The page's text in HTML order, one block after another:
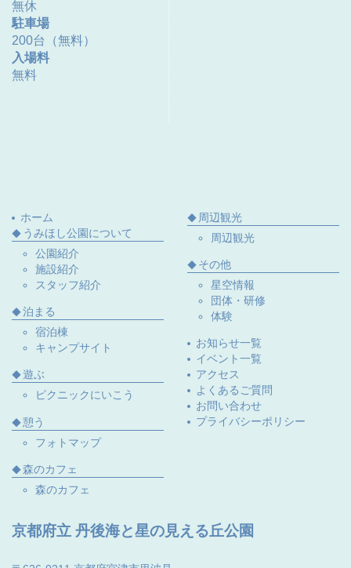
無休
駐車場
200台（無料）
入場料
無料
ホーム
うみほし公園について
公園紹介
施設紹介
スタッフ紹介
泊まる
宿泊棟
キャンプサイト
遊ぶ
ピクニックにいこう
憩う
フォトマップ
森のカフェ
森のカフェ
周辺観光
周辺観光
その他
星空情報
団体・研修
体験
お知らせ一覧
イベント一覧
アクセス
よくあるご質問
お問い合わせ
プライバシーポリシー
京都府立 丹後海と星の見える丘公園